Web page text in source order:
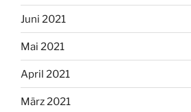
Juni 2021
Mai 2021
April 2021
März 2021